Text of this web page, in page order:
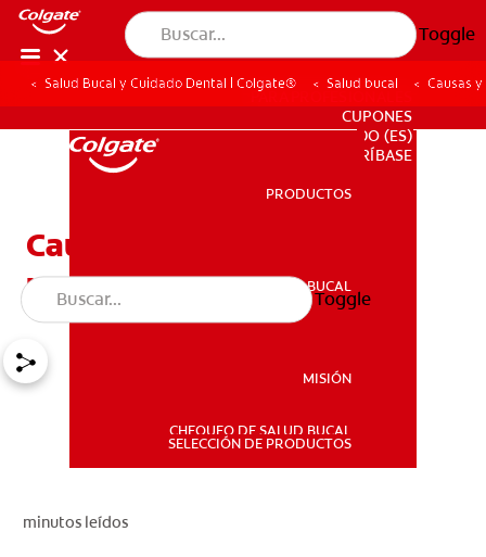
Toggle
SALUD BUCAL
PARA PROFESIONALES
CUPONES
DO (ES)
SUSCRÍBASE
PRODUCTOS
SALUD BUCAL
MISIÓN
CHEQUEO DE SALUD BUCAL
SELECCIÓN DE PRODUCTOS
Toggle
Salud Bucal y Cuidado Dental | Colgate® Salud bucal Causas
Causas y tratamiento de
una fractura mandibular
minutos leídos